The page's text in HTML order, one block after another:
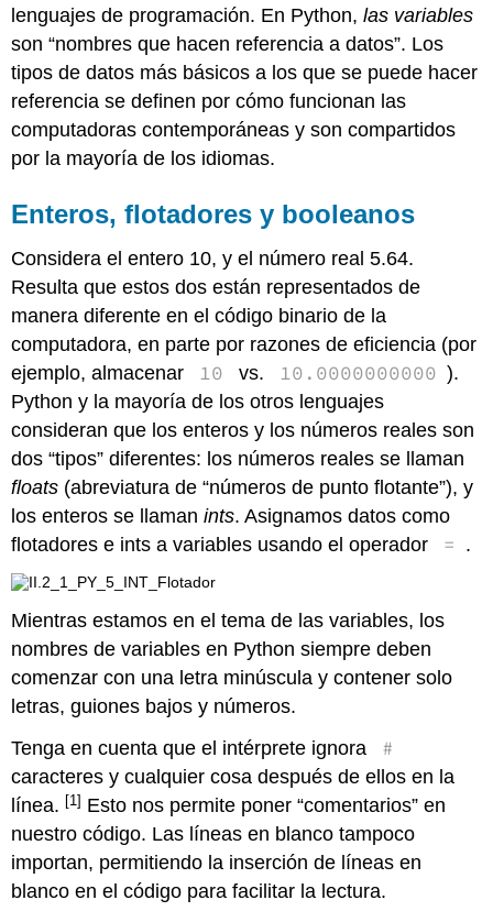
y
booleanos
Inmutabilidad
Ejercicios
lenguajes de programación. En Python,las variables
son “nombres que hacen referencia a datos”. Los
tipos de datos más básicos a los que se puede hacer
referencia se definen por cómo funcionan las
computadoras contemporáneas y son compartidos
por la mayoría de los idiomas.
Enteros, flotadores y booleanos
Considera el entero 10, y el número real 5.64.
Resulta que estos dos están representados de
manera diferente en el código binario de la
computadora, en parte por razones de eficiencia (por
ejemplo, almacenar
10 vs. 10.0000000000 ).
Python y la mayoría de los otros lenguajes
consideran que los enteros y los números reales son
dos “tipos” diferentes: los números reales se llaman
floats (abreviatura de “números de punto flotante”), y
los enteros se llamanints. Asignamos datos como
flotadores e ints a variables usando el operador
= .
Mientras estamos en el tema de las variables, los
nombres de variables en Python siempre deben
comenzar con una letra minúscula y contener solo
letras, guiones bajos y números.
Tenga en cuenta que el intérprete ignora
#
caracteres y cualquier cosa después de ellos en la
línea. [1] Esto nos permite poner “comentarios” en
nuestro código. Las líneas en blanco tampoco
importan, permitiendo la inserción de líneas en
blanco en el código para facilitar la lectura.